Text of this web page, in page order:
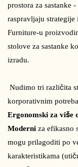
prostora za sastanke
raspravljaju
Furniture-u
stolove za sastanke
izradu.
korporativnim
Ergonomski za više
Moderni za efikasno
mogu prilagoditi po
karakteristikama